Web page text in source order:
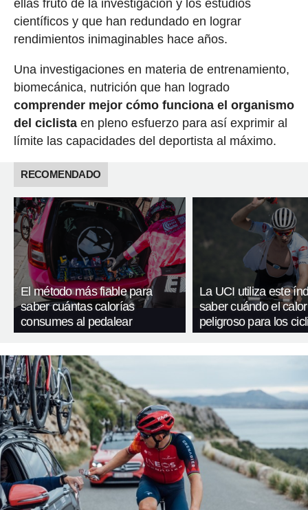
ellas fruto de la investigación y los estudios
científicos y que han redundado en lograr
rendimientos inimaginables hace años.
Una investigaciones en materia de entrenamiento,
biomecánica, nutrición que han logrado
comprender mejor cómo funciona el organismo
del ciclistaen pleno esfuerzo para así exprimir al
límite las capacidades del deportista al máximo.
RECOMENDADO
El método más fiable para
saber cuántas calorías
consumes al pedalear
La UCI utiliza este
saber cuándo el
peligroso para los